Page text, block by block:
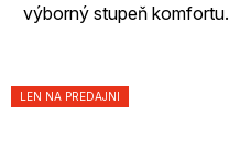
výborný stupeň komfortu.
LEN NA PREDAJNI